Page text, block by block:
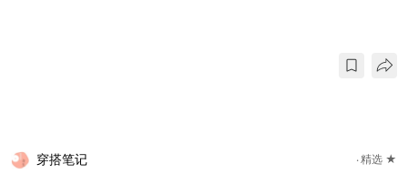
穿搭笔记 精选 ★